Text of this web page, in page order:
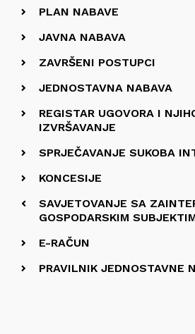
PLAN NABAVE
JAVNA NABAVA
ZAVRŠENI POSTUPCI
JEDNOSTAVNA NABAVA
REGISTAR UGOVORA I
IZVRŠAVANJE
SPRJEČAVANJE SUKOBA
KONCESIJE
SAVJETOVANJE SA
GOSPODARSKIM
E-RAČUN
PRAVILNIK JEDNOSTAVNE